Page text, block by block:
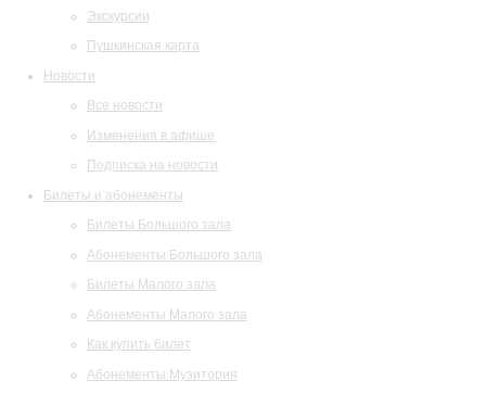
Экскурсии
Пушкинская карта
Новости
Все новости
Изменения в афише
Подписка на новости
Билеты и абонементы
Билеты Большого зала
Абонементы Большого зала
Билеты Малого зала
Абонементы Малого зала
Как купить билет
Абонементы Музитория